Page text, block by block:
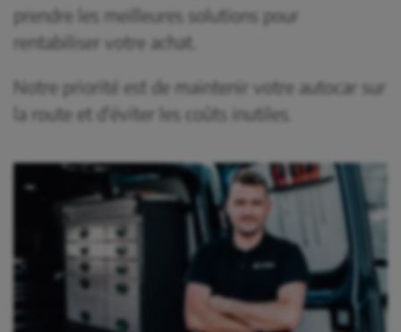
prendre les meilleures solutions pour
rentabiliser votre achat.
Notre priorité est de maintenir votre autocar sur
la route et d'éviter les coûts inutiles.